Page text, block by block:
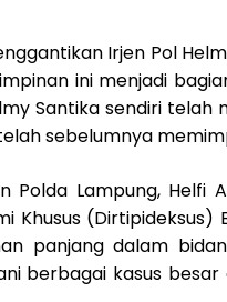
Irjen Pol
ini menjadi
Santika sendiri telah
sebelumnya
Polda Lampung, Helfi
Khusus (Dirtipideksus)
panjang dalam
berbagai kasus